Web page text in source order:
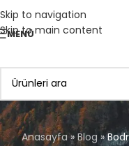
Skip to navigation
Skip to main content
MENÜ
Anasayfa» Blog »